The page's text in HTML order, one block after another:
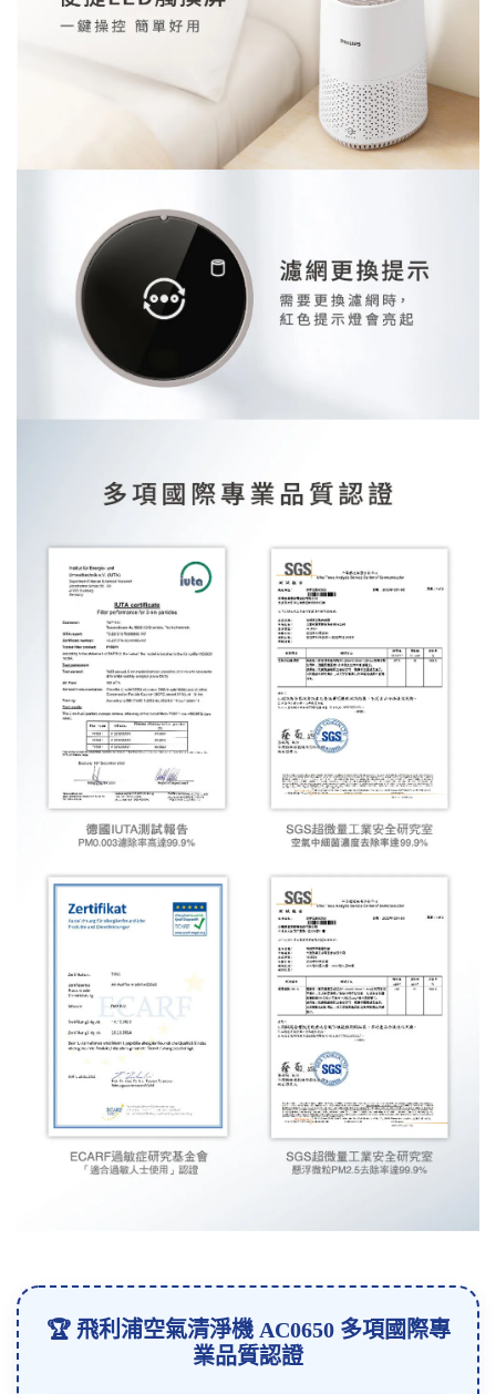
🏆 飛利浦空氣清淨機 AC0650 多項國際專
業品質認證